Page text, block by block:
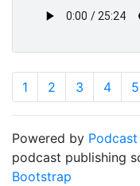
1 2 3 4 5
Powered by
podcast publishing
Bootstrap